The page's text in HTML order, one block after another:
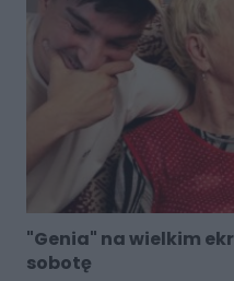
"Genia" na wielkim
sobotę